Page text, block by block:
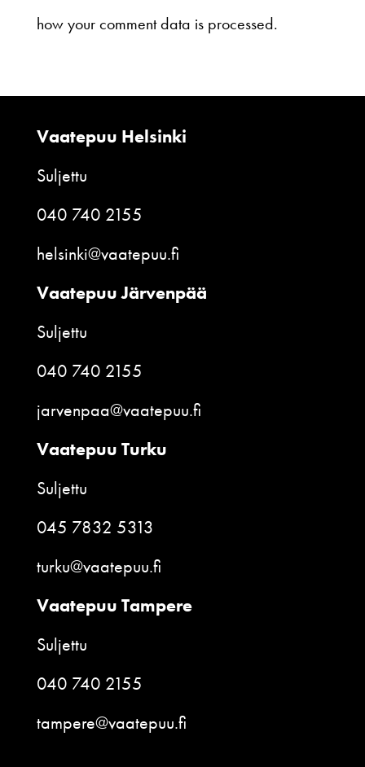
how your comment data is processed.
Vaatepuu Helsinki
Suljettu
040 740 2155
helsinki@vaatepuu.fi
Vaatepuu Järvenpää
Suljettu
040 740 2155
jarvenpaa@vaatepuu.fi
Vaatepuu Turku
Suljettu
045 7832 5313
turku@vaatepuu.fi
Vaatepuu Tampere
Suljettu
040 740 2155
tampere@vaatepuu.fi